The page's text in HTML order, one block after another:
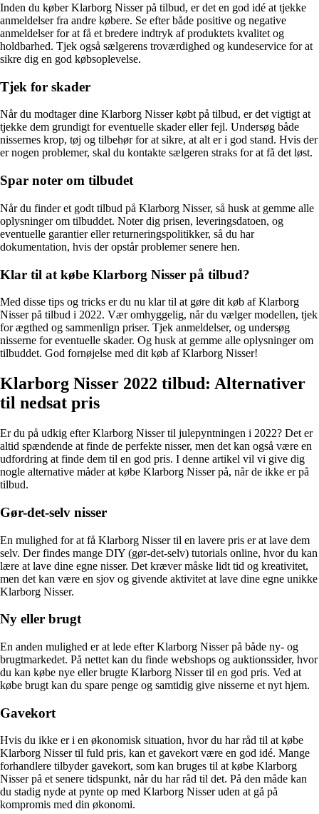
Inden du køber Klarborg Nisser på tilbud, er det en god idé at tjekke
anmeldelser fra andre købere. Se efter både positive og negative
anmeldelser for at få et bredere indtryk af produktets kvalitet og
holdbarhed. Tjek også sælgerens troværdighed og kundeservice for at
sikre dig en god købsoplevelse.
Tjek for skader
Når du modtager dine Klarborg Nisser købt på tilbud, er det vigtigt at
tjekke dem grundigt for eventuelle skader eller fejl. Undersøg både
nissernes krop, tøj og tilbehør for at sikre, at alt er i god stand. Hvis der
er nogen problemer, skal du kontakte sælgeren straks for at få det løst.
Spar noter om tilbudet
Når du finder et godt tilbud på Klarborg Nisser, så husk at gemme alle
oplysninger om tilbuddet. Noter dig prisen, leveringsdatoen, og
eventuelle garantier eller returneringspolitikker, så du har
dokumentation, hvis der opstår problemer senere hen.
Klar til at købe Klarborg Nisser på tilbud?
Med disse tips og tricks er du nu klar til at gøre dit køb af Klarborg
Nisser på tilbud i 2022. Vær omhyggelig, når du vælger modellen, tjek
for ægthed og sammenlign priser. Tjek anmeldelser, og undersøg
nisserne for eventuelle skader. Og husk at gemme alle oplysninger om
tilbuddet. God fornøjelse med dit køb af Klarborg Nisser!
Klarborg Nisser 2022 tilbud: Alternativer
til nedsat pris
Er du på udkig efter Klarborg Nisser til julepyntningen i 2022? Det er
altid spændende at finde de perfekte nisser, men det kan også være en
udfordring at finde dem til en god pris. I denne artikel vil vi give dig
nogle alternative måder at købe Klarborg Nisser på, når de ikke er på
tilbud.
Gør-det-selv nisser
En mulighed for at få Klarborg Nisser til en lavere pris er at lave dem
selv. Der findes mange DIY (gør-det-selv) tutorials online, hvor du kan
lære at lave dine egne nisser. Det kræver måske lidt tid og kreativitet,
men det kan være en sjov og givende aktivitet at lave dine egne unikke
Klarborg Nisser.
Ny eller brugt
En anden mulighed er at lede efter Klarborg Nisser på både ny- og
brugtmarkedet. På nettet kan du finde webshops og auktionssider, hvor
du kan købe nye eller brugte Klarborg Nisser til en god pris. Ved at
købe brugt kan du spare penge og samtidig give nisserne et nyt hjem.
Gavekort
Hvis du ikke er i en økonomisk situation, hvor du har råd til at købe
Klarborg Nisser til fuld pris, kan et gavekort være en god idé. Mange
forhandlere tilbyder gavekort, som kan bruges til at købe Klarborg
Nisser på et senere tidspunkt, når du har råd til det. På den måde kan
du stadig nyde at pynte op med Klarborg Nisser uden at gå på
kompromis med din økonomi.